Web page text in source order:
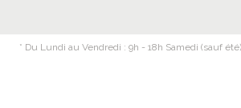
* Du Lundi au Vendredi : 9h - 18h Samedi (sauf